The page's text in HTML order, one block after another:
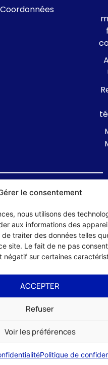
le consentement
nous utilisons des
aux informations des
traiter des données telles
site. Le fait de ne pas
sur certaines
ACCEPTER
Refuser
Voir les préférences
Politique de
des Industries de l'Hôtellerie du
par :Studio HLG
légales Formulaire de contact